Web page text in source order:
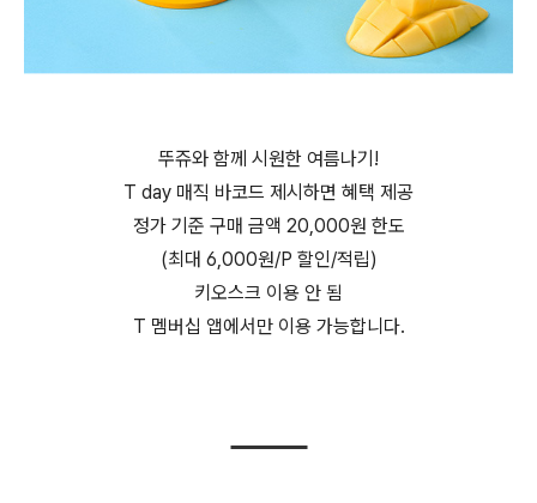
뚜쥬와 함께 시원한 여름나기!
T day 매직 바코드 제시하면 혜택 제공
정가 기준 구매 금액 20,000원 한도
(최대 6,000원/P 할인/적립)
키오스크 이용 안 됨
T 멤버십 앱에서만 이용 가능합니다.